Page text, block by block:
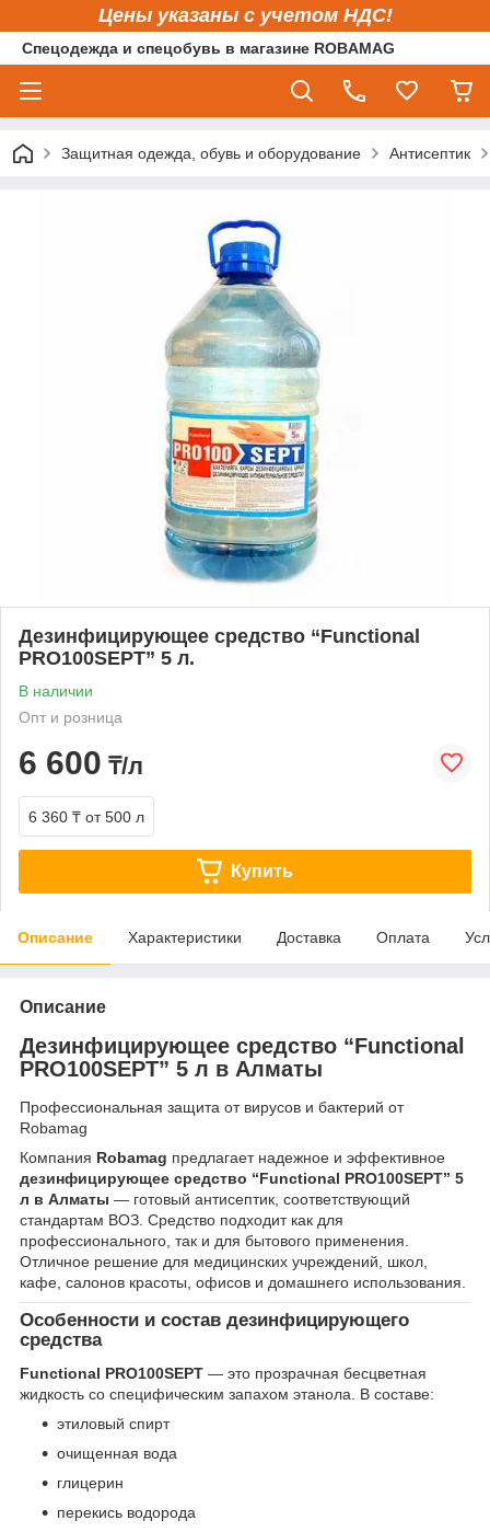
Цены указаны с учетом НДС!
Спецодежда и спецобувь в магазине ROBAMAG
Защитная одежда, обувь и оборудование Антисептик
Дезинфицирующее средство “Functional
PRO100SEPT” 5 л.
В наличии
Опт и розница
6 600 ₸/л
6 360 ₸ от 500 л
Купить
Описание Характеристики Доставка Оплата
Описание
Дезинфицирующее средство “Functional
PRO100SEPT” 5 л в Алматы
Профессиональная защита от вирусов и бактерий от
Robamag
Компания Robamag предлагает надежное и эффективное
дезинфицирующее средство “Functional PRO100SEPT” 5
л в Алматы — готовый антисептик, соответствующий
стандартам ВОЗ. Средство подходит как для
профессионального, так и для бытового применения.
Отличное решение для медицинских учреждений, школ,
кафе, салонов красоты, офисов и домашнего использования.
Особенности и состав дезинфицирующего
средства
Functional PRO100SEPT — это прозрачная бесцветная
жидкость со специфическим запахом этанола. В составе:
этиловый спирт
очищенная вода
глицерин
перекись водорода